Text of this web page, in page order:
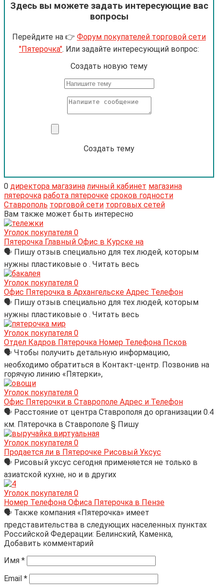
Здесь вы можете задать интересующие вас
вопросы
Перейдите на 👉 Форум покупателей торговой сети
"Пятерочка". Или задайте интересующий вопрос:
Cоздать новую тему
Создать тему
0 директора магазина личный кабинет магазина
пятерочка работа пятерочке сроков годности
Ставрополь торговой сети торговых сетей
Вам также может быть интересно
Уголок покупателя 0
Пятерочка Главный Офис в Курске на
🗣 Пишу отзыв специально для тех людей, которым
нужны пластиковые о . Читать весь
Уголок покупателя 0
Офис Пятерочка в Архангельске Адрес Телефон
🗣 Пишу отзыв специально для тех людей, которым
нужны пластиковые о . Читать весь
Уголок покупателя 0
Отдел Кадров Пятерочка Номер Телефона Псков
🗣 Чтобы получить детальную информацию,
необходимо обратиться в Контакт-центр. Позвонив на
горячую линию «Пятерки»,
Уголок покупателя 0
Офис Пятерочки в Ставрополе Адрес и Телефон
🗣 Расстояние от центра Ставрополя до организации 0.4
км. Пятерочка в Ставрополе § Пишу
Уголок покупателя 0
Продается ли в Пятерочке Рисовый Уксус
🗣 Рисовый уксус сегодня применяется не только в
азиатской кухне, но и в других
Уголок покупателя 0
Номер Телефона Офиса Пятерочка в Пензе
🗣 Также компания «Пятерочка» имеет
представительства в следующих населенных пунктах
Российской Федерации: Белинский, Каменка,
Добавить комментарий
Имя *
Email *